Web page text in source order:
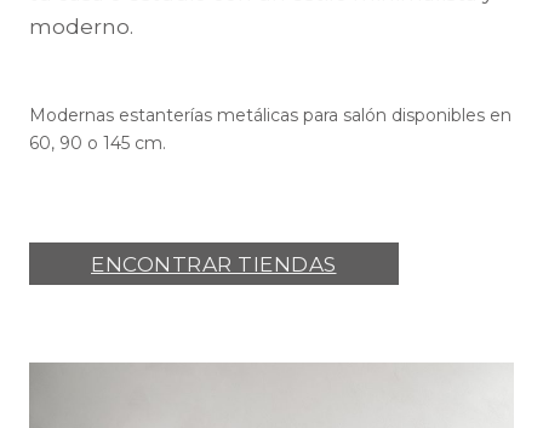
moderno.
Modernas estanterías metálicas para salón disponibles en
60, 90 o 145 cm.
ENCONTRAR TIENDAS